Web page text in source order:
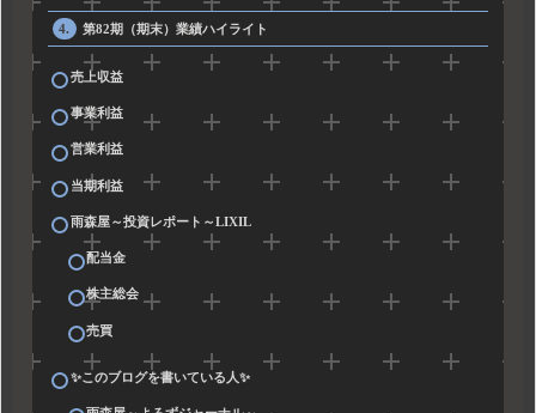
第82期（期末）業績ハイライト
売上収益
事業利益
営業利益
当期利益
雨森屋～投資レポート～LIXIL
配当金
株主総会
売買
✨このブログを書いている人✨